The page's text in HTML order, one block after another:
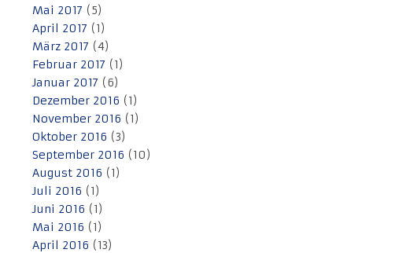
Mai 2017 (5)
April 2017 (1)
März 2017 (4)
Februar 2017 (1)
Januar 2017 (6)
Dezember 2016 (1)
November 2016 (1)
Oktober 2016 (3)
September 2016 (10)
August 2016 (1)
Juli 2016 (1)
Juni 2016 (1)
Mai 2016 (1)
April 2016 (13)